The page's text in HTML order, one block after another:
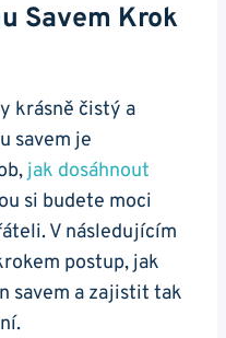
Savem Krok
krásně čistý a
savem je
jak dosáhnout
si budete moci
V následujícím
postup, jak
savem a zajistit tak